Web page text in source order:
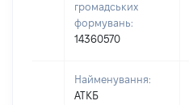
громадських
формувань:
14360570
Найменування:
АТКБ